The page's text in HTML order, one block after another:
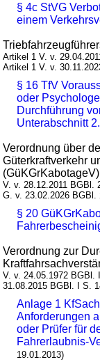
§ 4c StVG
einem
Artikel 1 V. v.
Artikel 1 V. v.
§ 16 TfV
oder
Durchführung
Unterabschnitt
Verordnung über
Güterkraftverkehr
(GüKGrKabotageV)
V. v. 28.12.2011 BGBl.
G. v. 23.02.2026 BGBl.
§ 20
Verordnung zur
V. v. 24.05.1972 BGBl.
31.08.2015 BGBl. I S.
Anlage 1
Anforderungen
oder Prüfer für
Fahrerlaubnis-
19.01.2013)